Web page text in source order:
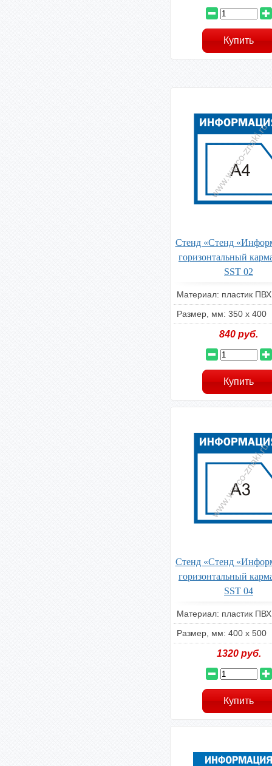
Стенд «Стенд
горизонтальный
SST 02
Материал: пластик
Размер, мм: 350 x 400
840 руб.
Стенд «Стенд
горизонтальный
SST 04
Материал: пластик
Размер, мм: 400 x 500
1320руб.